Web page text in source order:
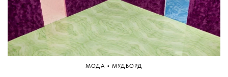
МОДА • МУДБОРД